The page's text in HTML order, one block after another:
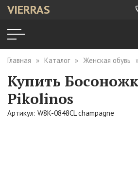
VIERRAS
Главная Каталог Женская обувь
Купить
Pikolinos
Артикул: W8K-0848CL champagne